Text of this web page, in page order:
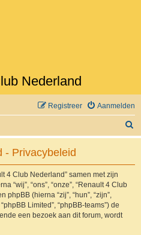
Nederland
Aanmelden
Registreer
o
- Privacybeleid
4 Club Nederland” samen met zijn
“wij”, “ons”, “onze”, “Renault 4 Club
phpBB (hierna “zij”, “hun”, “zijn”,
Limited”, “phpBB-teams”) de
een bezoek aan dit forum, wordt